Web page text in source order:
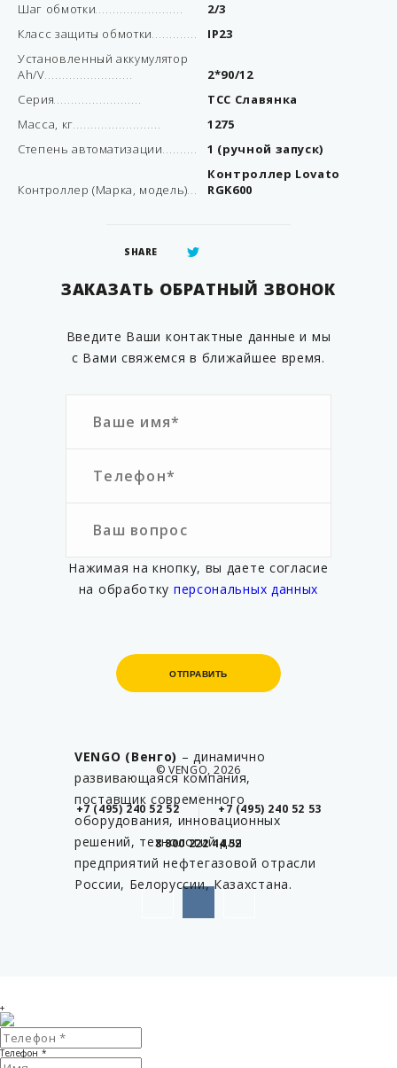
Шаг обмотки
2/3
Класс защиты обмотки
IP23
Установленный аккумулятор
Ah/V
2*90/12
Серия
ТСС Славянка
Масса, кг
1275
Степень автоматизации
1 (ручной запуск)
Контроллер (Марка, модель)
Контроллер Lovato
RGK600
SHARE
ЗАКАЗАТЬ ОБРАТНЫЙ ЗВОНОК
Введите Ваши контактные данные и мы
с Вами свяжемся в ближайшее время.
Нажимая на кнопку, вы даете согласие
на обработку персональных данных
ОТПРАВИТЬ
ОТПРАВИТЬ
© VENGO, 2026
+7 (495) 240 52 52 +7 (495) 240 52 53
8 800 222 44 52
VENGO (Венго) – динамично
развивающаяся компания,
поставщик современного
оборудования, инновационных
решений, технологий для
предприятий нефтегазовой отрасли
России, Белоруссии, Казахстана.
+
Телефон *